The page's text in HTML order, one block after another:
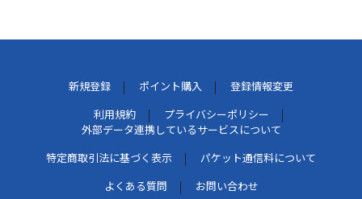
新規登録 ポイント購入
登録情報変更
利用規約
プライバシーポリシー
外部データ連携しているサービスについて
特定商取引法に基づく表示
パケット通信料について
よくある質問
お問い合わせ